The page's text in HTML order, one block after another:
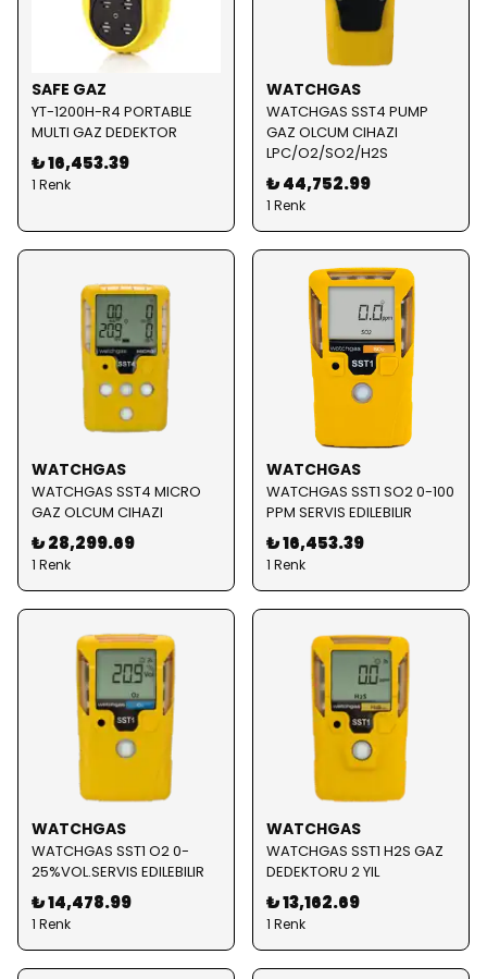
SAFE GAZ
YT-1200H-R4 PORTABLE
MULTI GAZ DEDEKTOR
₺ 16,453.39
1 Renk
WATCHGAS
WATCHGAS SST4 PUMP
GAZ OLCUM CIHAZI
LPC/O2/SO2/H2S
₺ 44,752.99
1 Renk
WATCHGAS
WATCHGAS SST4 MICRO
GAZ OLCUM CIHAZI
₺ 28,299.69
1 Renk
WATCHGAS
WATCHGAS SST1 SO2 0-100
PPM SERVIS EDILEBILIR
₺ 16,453.39
1 Renk
WATCHGAS
WATCHGAS SST1 O2 0-
25%VOL.SERVIS EDILEBILIR
₺ 14,478.99
1 Renk
WATCHGAS
WATCHGAS SST1 H2S GAZ
DEDEKTORU 2 YIL
₺ 13,162.69
1 Renk